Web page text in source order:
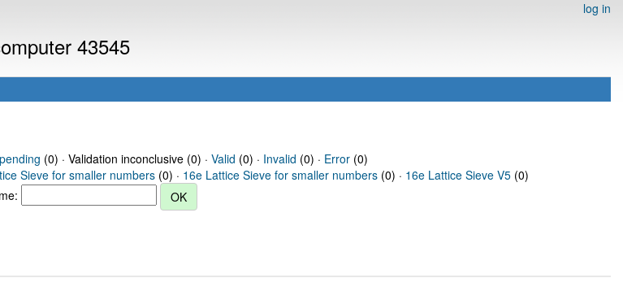
log in
43545
(0) · Validation inconclusive (0) · Valid (0) · Invalid (0) · Error(0)
Sieve for smaller numbers (0) · 16e Lattice Sieve for smaller numbers (0) · 16e Lattice Sieve V5 (0)